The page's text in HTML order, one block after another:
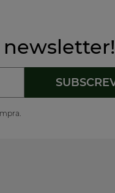
newsletter!